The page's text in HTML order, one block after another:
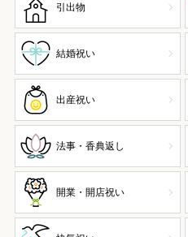
引出物
結婚祝い
出産祝い
法事・香典返し
開業・開店祝い